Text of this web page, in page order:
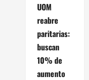
UOM
reabre
paritarias:
buscan
10% de
aumento